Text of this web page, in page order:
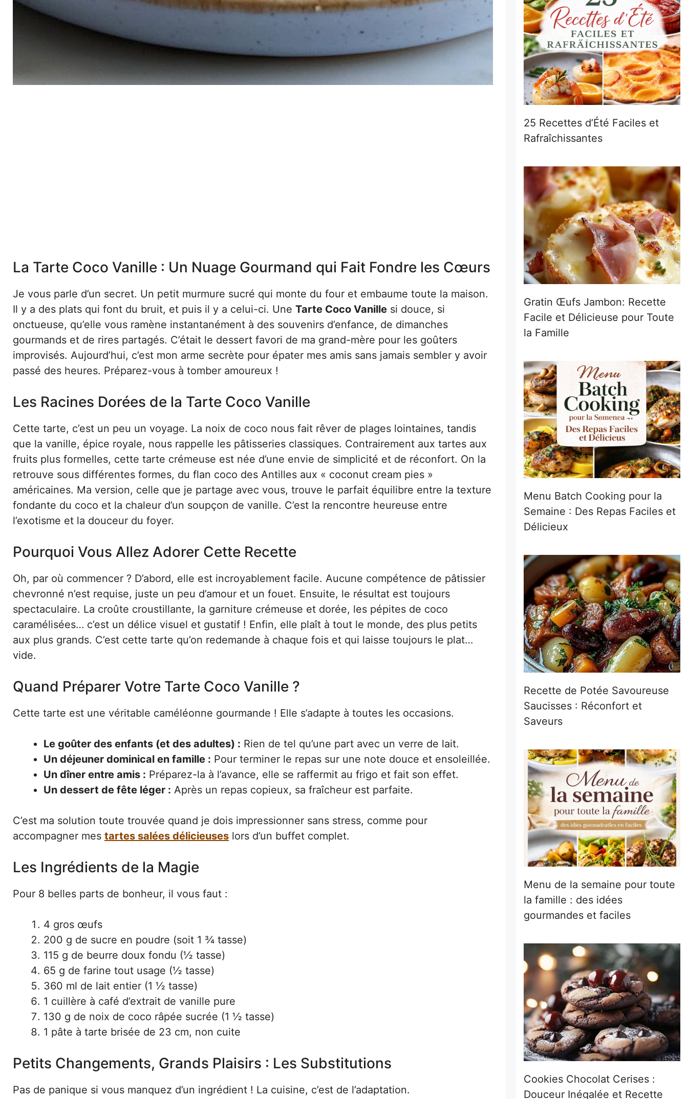
La Tarte Coco Vanille : Un Nuage Gourmand qui Fait Fondre les Cœurs
Je vous parle d’un secret. Un petit murmure sucré qui monte du four et embaume toute la maison.
Il y a des plats qui font du bruit, et puis il y a celui-ci. Une Tarte Coco Vanille si douce, si
onctueuse, qu’elle vous ramène instantanément à des souvenirs d’enfance, de dimanches
gourmands et de rires partagés. C’était le dessert favori de ma grand-mère pour les goûters
improvisés. Aujourd’hui, c’est mon arme secrète pour épater mes amis sans jamais sembler y avoir
passé des heures. Préparez-vous à tomber amoureux !
Les Racines Dorées de la Tarte Coco Vanille
Cette tarte, c’est un peu un voyage. La noix de coco nous fait rêver de plages lointaines, tandis
que la vanille, épice royale, nous rappelle les pâtisseries classiques. Contrairement aux tartes aux
fruits plus formelles, cette tarte crémeuse est née d’une envie de simplicité et de réconfort. On la
retrouve sous différentes formes, du flan coco des Antilles aux « coconut cream pies »
américaines. Ma version, celle que je partage avec vous, trouve le parfait équilibre entre la texture
fondante du coco et la chaleur d’un soupçon de vanille. C’est la rencontre heureuse entre
l’exotisme et la douceur du foyer.
Pourquoi Vous Allez Adorer Cette Recette
Oh, par où commencer ? D’abord, elle est incroyablement facile. Aucune compétence de pâtissier
chevronné n’est requise, juste un peu d’amour et un fouet. Ensuite, le résultat est toujours
spectaculaire. La croûte croustillante, la garniture crémeuse et dorée, les pépites de coco
caramélisées… c’est un délice visuel et gustatif ! Enfin, elle plaît à tout le monde, des plus petits
aux plus grands. C’est cette tarte qu’on redemande à chaque fois et qui laisse toujours le plat…
vide.
Quand Préparer Votre Tarte Coco Vanille ?
Cette tarte est une véritable caméléonne gourmande ! Elle s’adapte à toutes les occasions.
Le goûter des enfants (et des adultes) : Rien de tel qu’une part avec un verre de lait.
Un déjeuner dominical en famille : Pour terminer le repas sur une note douce et ensoleillée.
Un dîner entre amis : Préparez-la à l’avance, elle se raffermit au frigo et fait son effet.
Un dessert de fête léger : Après un repas copieux, sa fraîcheur est parfaite.
C’est ma solution toute trouvée quand je dois impressionner sans stress, comme pour
accompagner mes tartes salées délicieuses lors d’un buffet complet.
Les Ingrédients de la Magie
Pour 8 belles parts de bonheur, il vous faut :
4 gros œufs
200 g de sucre en poudre (soit 1 ¾ tasse)
115 g de beurre doux fondu (½ tasse)
65 g de farine tout usage (½ tasse)
360 ml de lait entier (1 ½ tasse)
1 cuillère à café d’extrait de vanille pure
130 g de noix de coco râpée sucrée (1 ½ tasse)
1 pâte à tarte brisée de 23 cm, non cuite
Petits Changements, Grands Plaisirs : Les Substitutions
Pas de panique si vous manquez d’un ingrédient ! La cuisine, c’est de l’adaptation.
25 Recettes d’Été Faciles et
Rafraîchissantes
Gratin Œufs Jambon: Recette
Facile et Délicieuse pour Toute
la Famille
Menu Batch Cooking pour la
Semaine : Des Repas Faciles et
Délicieux
Recette de Potée Savoureuse
Saucisses : Réconfort et
Saveurs
Menu de la semaine pour toute
la famille : des idées
gourmandes et faciles
Cookies Chocolat Cerises :
Douceur Inégalée et Recette